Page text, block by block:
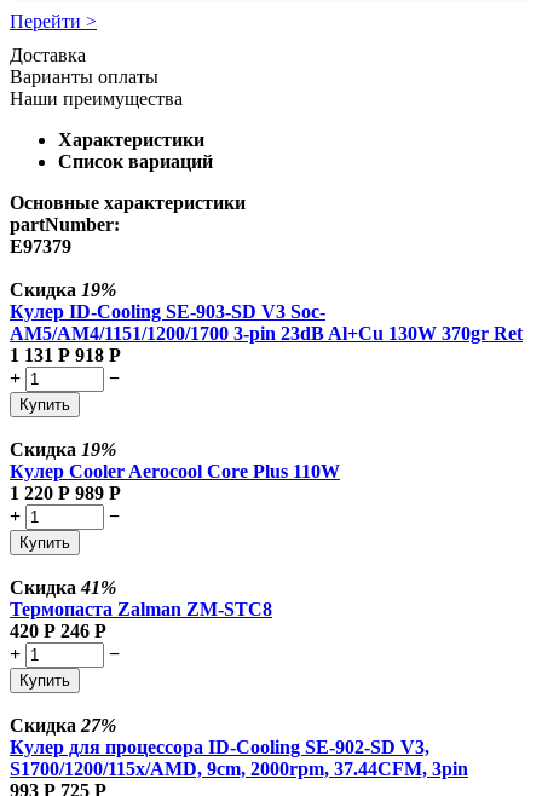
Перейти >
Доставка
Варианты оплаты
Наши преимущества
Характеристики
Список вариаций
Основные характеристики
partNumber:
E97379
Скидка 19%
Кулер ID-Cooling SE-903-SD V3 Soc-
AM5/AM4/1151/1200/1700 3-pin 23dB Al+Cu 130W 370gr Ret
1 131 Р 918 Р
+
−
Купить
Скидка 19%
Кулер Cooler Aerocool Core Plus 110W
1 220 Р 989 Р
+
−
Купить
Скидка41%
Термопаста Zalman ZM-STC8
420 Р 246 Р
+
−
Купить
Скидка 27%
Кулер для процессора ID-Cooling SE-902-SD V3,
S1700/1200/115x/AMD, 9cm, 2000rpm, 37.44CFM, 3pin
993 Р 725 Р